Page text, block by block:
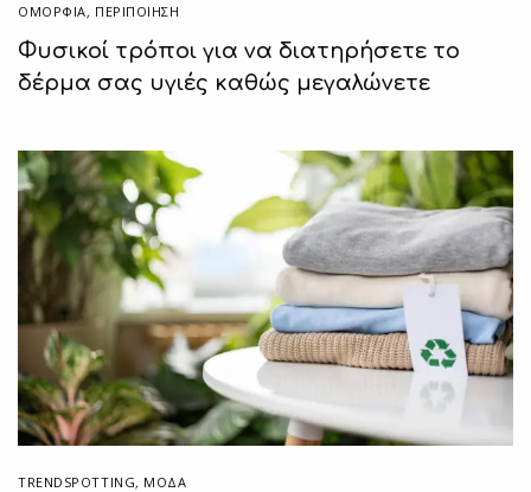
ΟΜΟΡΦΙΑ, ΠΕΡΙΠΟΊΗΣΗ
Φυσικοί τρόποι για να διατηρήσετε το
δέρμα σας υγιές καθώς μεγαλώνετε
TRENDSPOTTING, ΜΟΔΑ